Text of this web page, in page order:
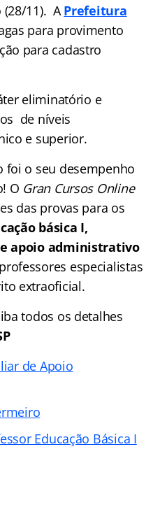
(28/11). APrefeitura
para provimento
para cadastro
eliminatório e
de níveis
e superior.
foi o seu desempenho
O Gran Cursos Online
das provas para os
básica I,
apoio administrativo
especialistas
extraoficial.
todos os detalhes
de Apoio
Educação Básica I